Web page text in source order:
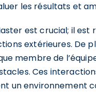
les résultats et
est crucial; il
extérieures. De
membre de
Ces
un environnement